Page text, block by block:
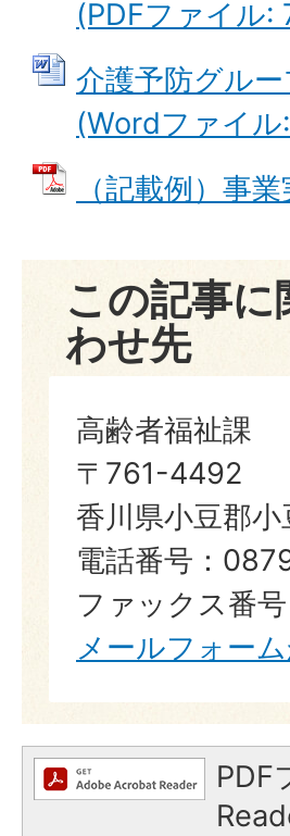
(PDFファイル:
介護予防グル
(Wordファイル
（記載例）事
この記事
わせ先
高齢者福祉課
〒761-4492
香川県小豆郡
電話番号：
ファックス番
メールフォー
PDF